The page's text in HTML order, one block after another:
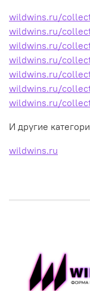
wildwins.ru/
wildwins.ru/
wildwins.ru/
wildwins.ru/
wildwins.ru/
wildwins.ru/
wildwins.ru/
И другие
wildwins.ru